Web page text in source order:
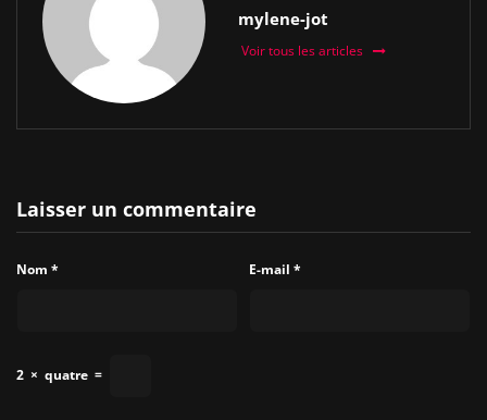
mylene-jot
Voir tous les articles
Laisser un commentaire
Nom * E-mail *
2 × quatre =